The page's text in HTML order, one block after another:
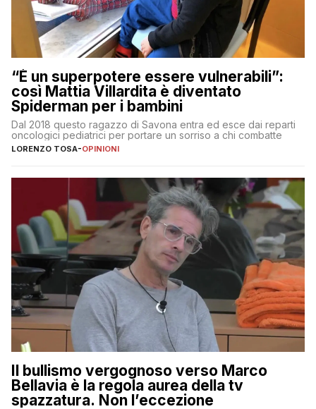
“È un superpotere essere vulnerabili”:
così Mattia Villardita è diventato
Spiderman per i bambini
Dal 2018 questo ragazzo di Savona entra ed esce dai reparti
oncologici pediatrici per portare un sorriso a chi combatte
LORENZO TOSA-OPINIONI
Il bullismo vergognoso verso Marco
Bellavia è la regola aurea della tv
spazzatura. Non l’eccezione